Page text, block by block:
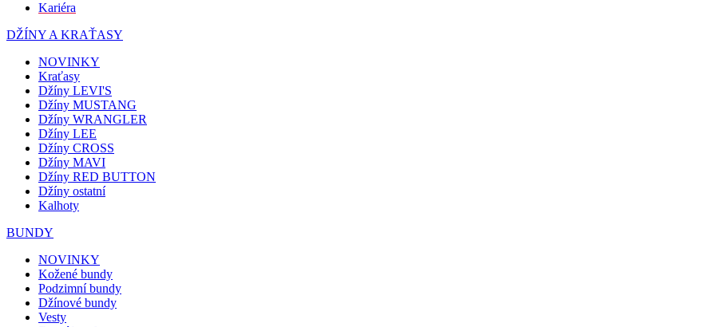
Kariéra
DŽÍNY A KRAŤASY
NOVINKY
Kraťasy
Džíny LEVI'S
Džíny MUSTANG
Džíny WRANGLER
Džíny LEE
Džíny CROSS
Džíny MAVI
Džíny RED BUTTON
Džíny ostatní
Kalhoty
BUNDY
NOVINKY
Kožené bundy
Podzimní bundy
Džínové bundy
Vesty